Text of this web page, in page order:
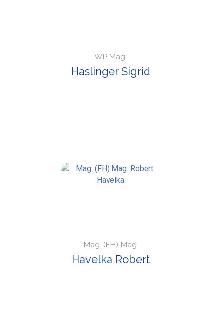
WP Mag.
Haslinger Sigrid
Mag. (FH) Mag.
Havelka Robert